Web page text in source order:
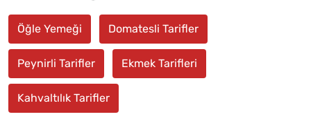
Öğle Yemeği Domatesli Tarifler
Peynirli Tarifler Ekmek Tarifleri
Kahvaltılık Tarifler